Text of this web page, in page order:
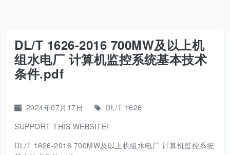
DL/T 1626-2016 700MW及以上机
组水电厂 计算机监控系统基本技术
条件.pdf
2024年07月17日
DL/T 1626
SUPPORT THIS WEBSITE!
DL/T 1626-2016 700MW及以上机组水电厂 计算机监控系统